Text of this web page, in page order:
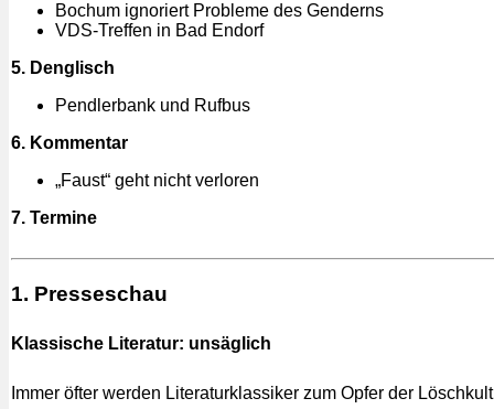
Bochum ignoriert Probleme des Genderns
VDS-Treffen in Bad Endorf
5. Denglisch
Pendlerbank und Rufbus
6. Kommentar
„Faust“ geht nicht verloren
7. Termine
1. Presseschau
Klassische Literatur: unsäglich
Immer öfter werden Literaturklassiker zum Opfer der